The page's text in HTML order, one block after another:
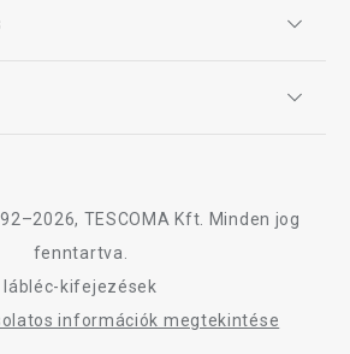
TESCOMA Kft. Minden jog
fenntartva.
lábléc-kifejezések
információk megtekintése